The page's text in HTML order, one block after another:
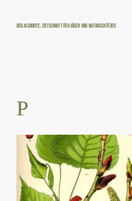
Der Jagdbote, Zeitschrift für Jäger und Naturschützer
P